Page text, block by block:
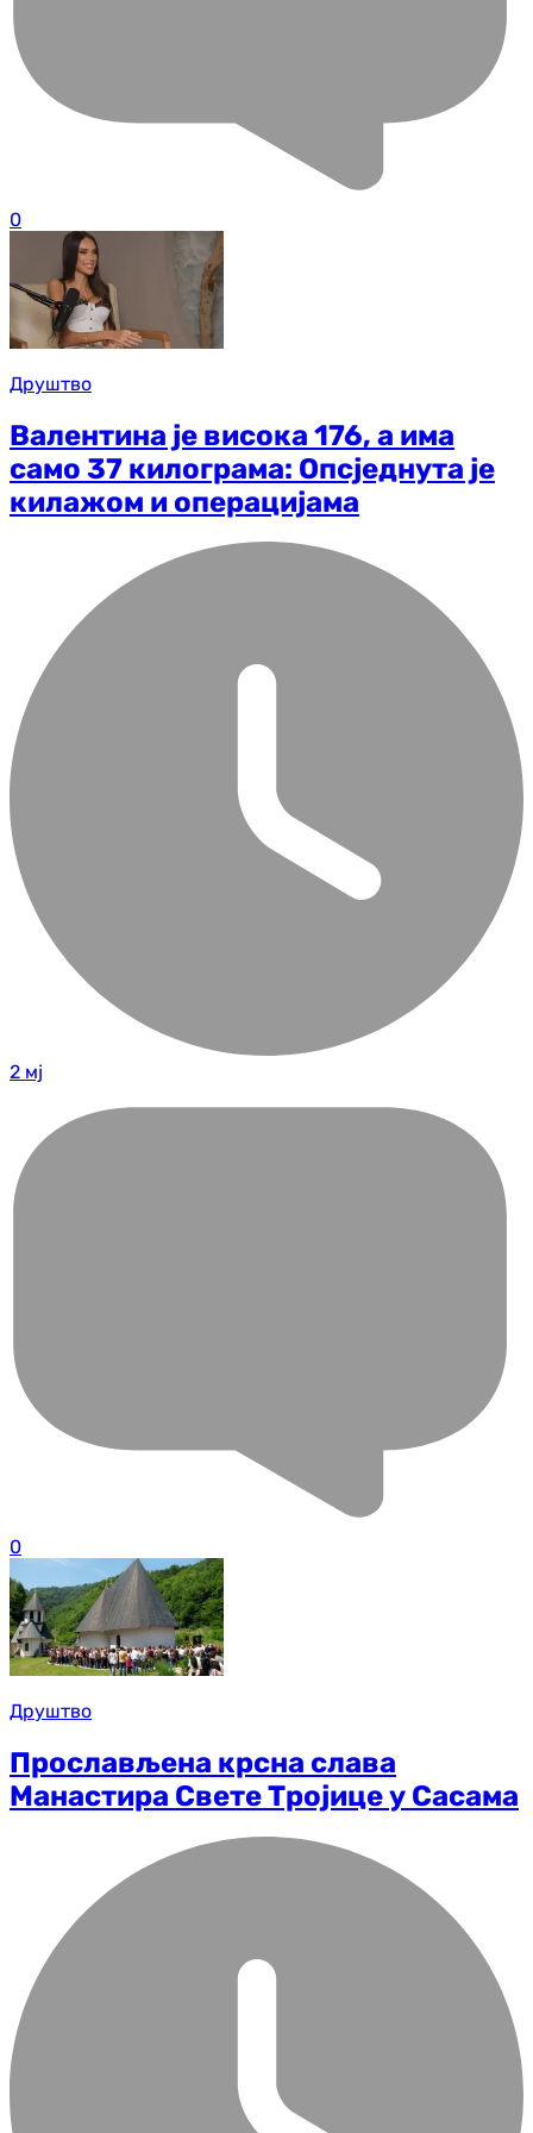
0
Друштво
Валентина је висока 176, а има
само 37 килограма: Опсједнута је
килажом и операцијама
2 мј
0
Друштво
Прослављена крсна слава
Манастира Свете Тројице у Сасама